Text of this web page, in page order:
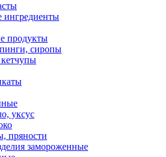
ингредиенты
продукты
сиропы
уксус
пряности
замороженные